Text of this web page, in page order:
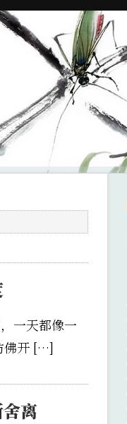
一天都像一
佛开 […]
离